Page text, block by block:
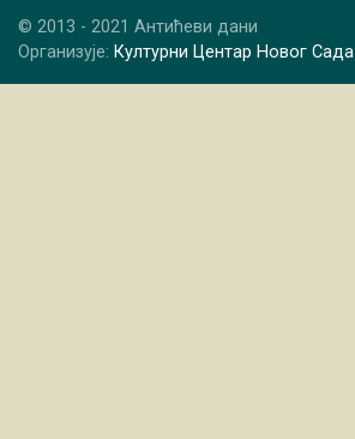
© 2013 - 2021 Антићеви дани
Организује: Културни Центар Новог Сада